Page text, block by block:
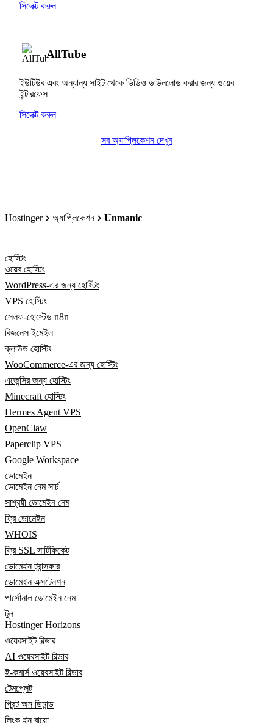
সিলেক্ট করুন
AllTube
ইউটিউব এবং অন্যান্য সাইট থেকে ভিডিও ডাউনলোড করার জন্য ওয়েব
ইন্টারফেস
সিলেক্ট করুন
সব অ্যাপ্লিকেশন দেখুন
Hostinger অ্যাপ্লিকেশন Unmanic
হোস্টিং
ওয়েব হোস্টিং
WordPress-এর জন্য হোস্টিং
VPS হোস্টিং
সেলফ-হোস্টেড n8n
বিজনেস ইমেইল
ক্লাউড হোস্টিং
WooCommerce-এর জন্য হোস্টিং
এজেন্সির জন্য হোস্টিং
Minecraft হোস্টিং
Hermes Agent VPS
OpenClaw
Paperclip VPS
Google Workspace
ডোমেইন
ডোমেইন নেম সার্চ
সাশ্রয়ী ডোমেইন নেম
ফ্রি ডোমেইন
WHOIS
ফ্রি SSL সার্টিফিকেট
ডোমেইন ট্রান্সফার
ডোমেইন এক্সটেনশন
পার্সোনাল ডোমেইন নেম
টুল
Hostinger Horizons
ওয়েবসাইট বিল্ডার
AI ওয়েবসাইট বিল্ডার
ই-কমার্স ওয়েবসাইট বিল্ডার
টেমপ্লেট
প্রিন্ট অন ডিমান্ড
লিংক ইন বায়ো